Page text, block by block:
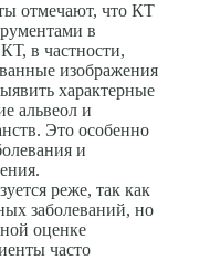
отмечают, что КТ
в
в частности,
изображения
характерные
альвеол и
Это особенно
и
реже, так как
заболеваний, но
оценке
часто